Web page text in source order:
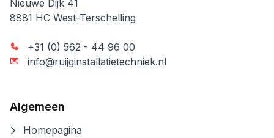
Ruijg Installatietechniek
Nieuwe Dijk 41
8881 HC West-Terschelling
+31 (0) 562 - 44 96 00
info@ruijginstallatietechniek.nl
Algemeen
Homepagina